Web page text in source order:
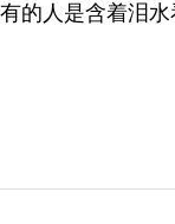
的人是含着泪水